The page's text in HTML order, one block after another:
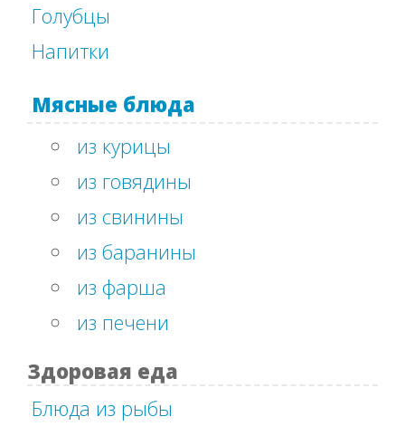
Голубцы
Напитки
Мясные блюда
из курицы
из говядины
из свинины
из баранины
из фарша
из печени
Здоровая еда
Блюда из рыбы